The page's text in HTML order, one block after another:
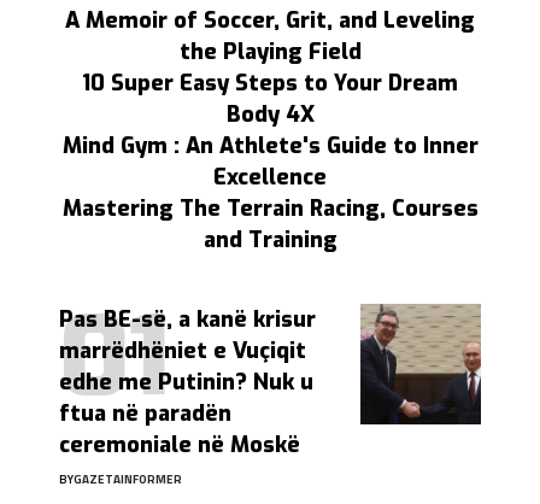
A Memoir of Soccer, Grit, and Leveling
the Playing Field
10 Super Easy Steps to Your Dream
Body 4X
Mind Gym : An Athlete's Guide to Inner
Excellence
Mastering The Terrain Racing, Courses
and Training
Pas BE-së, a kanë krisur
marrëdhëniet e Vuçiqit
edhe me Putinin? Nuk u
ftua në paradën
ceremoniale në Moskë
BYGAZETAINFORMER